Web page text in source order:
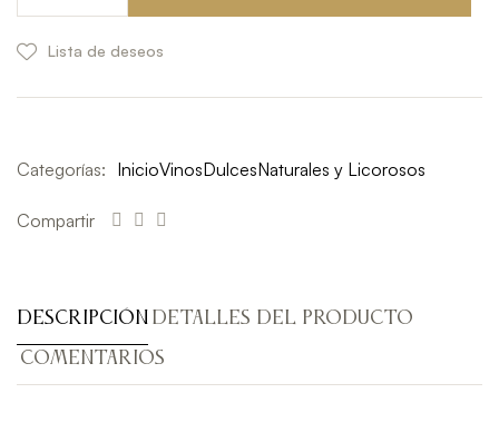
Lista de deseos
Categorías: InicioVinosDulcesNaturales y Licorosos
Compartir
DESCRIPCIÓN DETALLES DEL PRODUCTO
COMENTARIOS